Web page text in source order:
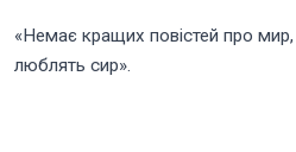
«Немає кращих повістей про мир,
люблять сир».